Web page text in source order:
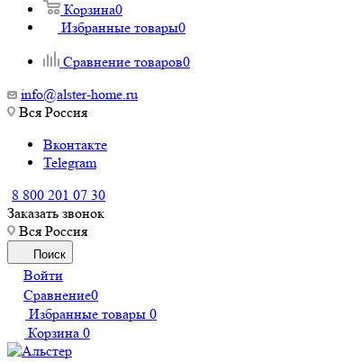
Корзина0
Избранные товары0
Сравнение товаров0
info@alster-home.ru
Вся Россия
Вконтакте
Telegram
8 800 201 07 30
Заказать звонок
Вся Россия
Поиск
Войти
Сравнение0
Избранные товары 0
Корзина 0